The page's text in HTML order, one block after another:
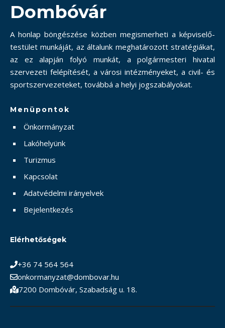
Dombóvár
A honlap böngészése közben megismerheti a képviselő-
testület munkáját, az általunk meghatározott stratégiákat,
az ez alapján folyó munkát, a polgármesteri hivatal
szervezeti felépítését, a városi intézményeket, a civil- és
sportszervezeteket, továbbá a helyi jogszabályokat.
Menüpontok
Önkormányzat
Lakóhelyünk
Turizmus
Kapcsolat
Adatvédelmi irányelvek
Bejelentkezés
Elérhetőségek
+36 74 564 564
onkormanyzat@dombovar.hu
7200 Dombóvár, Szabadság u. 18.